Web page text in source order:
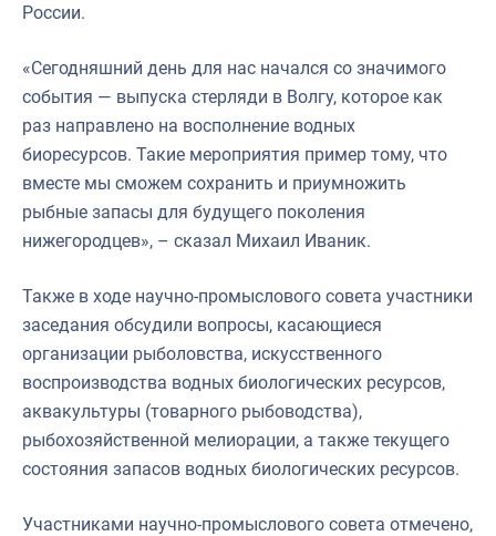
России.
«Сегодняшний день для нас начался со значимого
события — выпуска стерляди в Волгу, которое как
раз направлено на восполнение водных
биоресурсов. Такие мероприятия пример тому, что
вместе мы сможем сохранить и приумножить
рыбные запасы для будущего поколения
нижегородцев», – сказал Михаил Иваник.
Также в ходе научно-промыслового совета участники
заседания обсудили вопросы, касающиеся
организации рыболовства, искусственного
воспроизводства водных биологических ресурсов,
аквакультуры (товарного рыбоводства),
рыбохозяйственной мелиорации, а также текущего
состояния запасов водных биологических ресурсов.
Участниками научно-промыслового совета отмечено,